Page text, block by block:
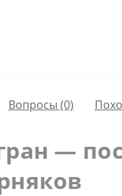
Вопросы (0)
—